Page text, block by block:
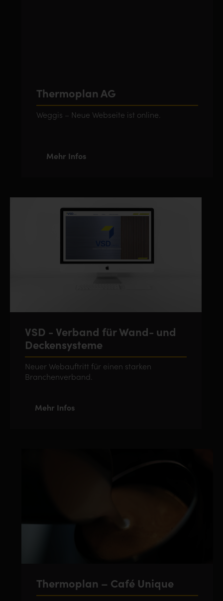
Thermoplan AG
Weggis – Neue Webseite ist online.
Mehr Infos
VSD - Verband für Wand- und
Deckensysteme
Neuer Webauftritt für einen starken
Branchenverband.
Mehr Infos
Thermoplan – Café Unique